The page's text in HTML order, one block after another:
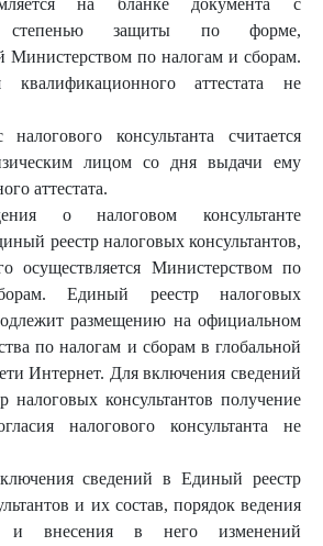
на бланке документа с
степенью защиты по форме,
Министерством по налогам и сборам.
квалификационного аттестата не
налогового консультанта считается
лицом со дня выдачи ему
аттестата.
о налоговом консультанте
реестр налоговых консультантов,
осуществляется Министерством по
Единый реестр налоговых
размещению на официальном
по налогам и сборам в глобальной
Интернет. Для включения сведений
налоговых консультантов получение
налогового консультанта не
сведений в Единый реестр
и их состав, порядок ведения
и внесения в него изменений